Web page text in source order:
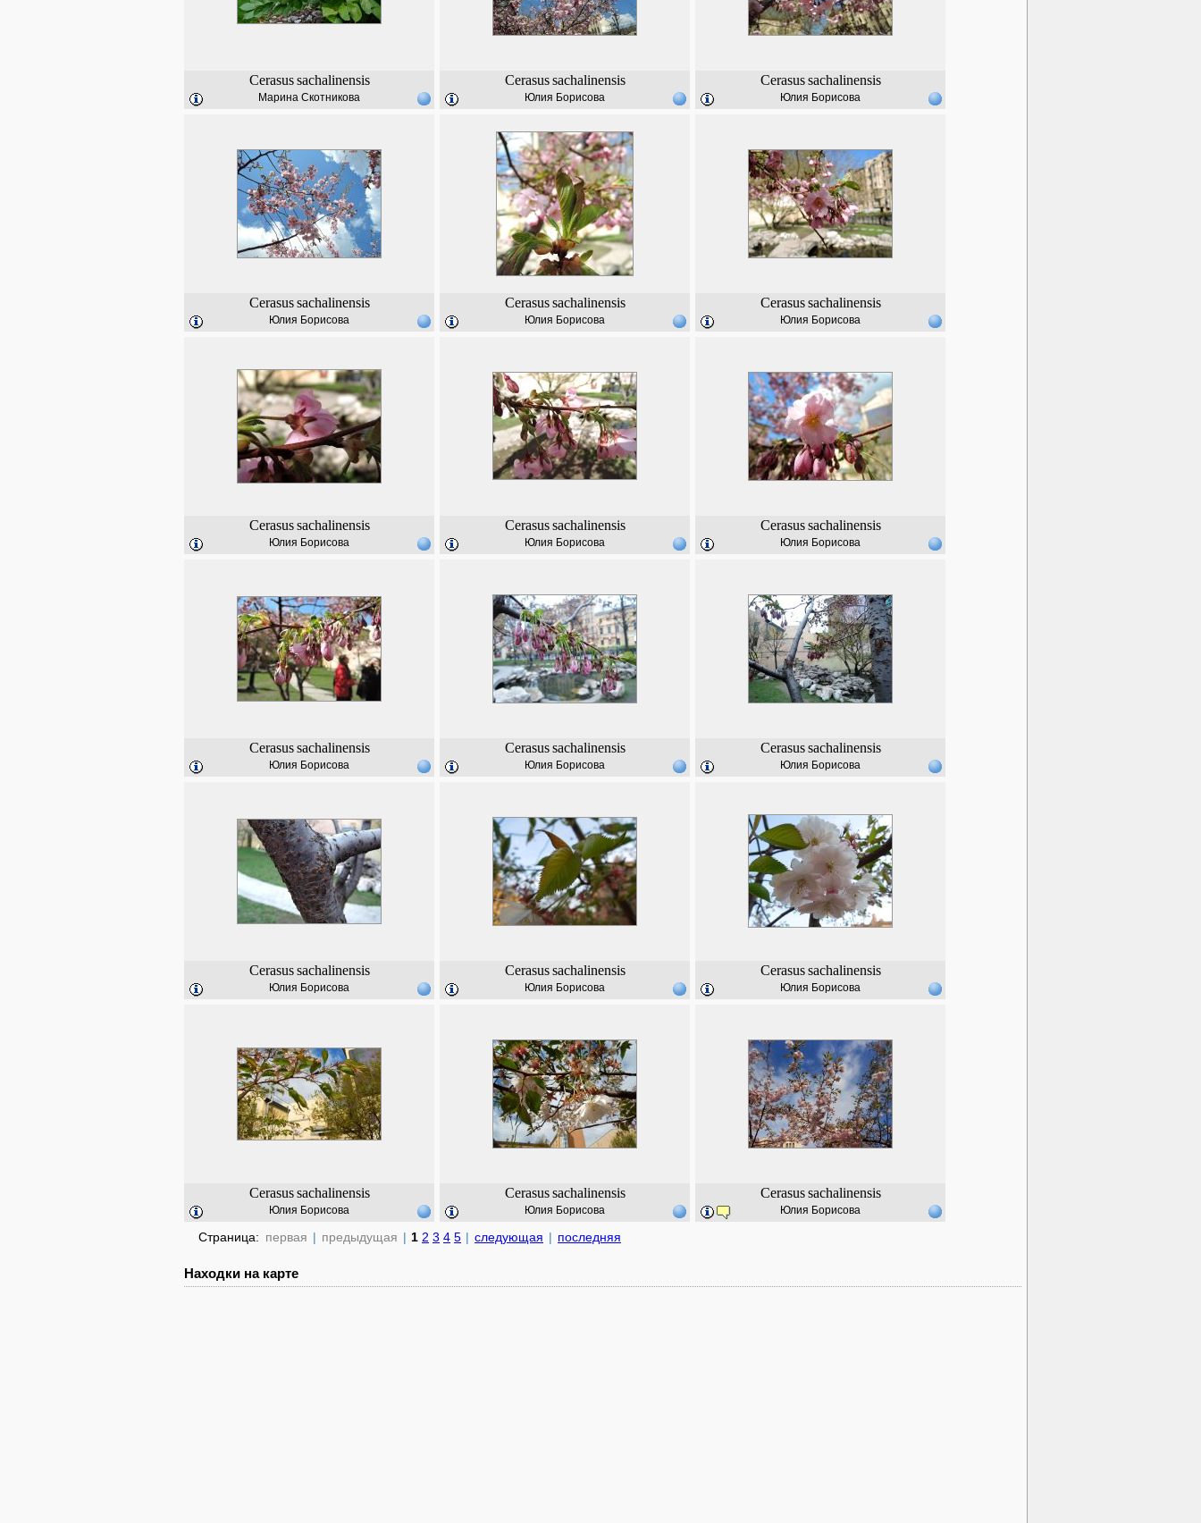
Cerasus sachalinensis
Марина Скотникова
Cerasus sachalinensis
Юлия Борисова
Cerasus sachalinensis
Юлия Борисова
Cerasus sachalinensis
Юлия Борисова
Cerasus sachalinensis
Юлия Борисова
Cerasus sachalinensis
Юлия Борисова
Cerasus sachalinensis
Юлия Борисова
Cerasus sachalinensis
Юлия Борисова
Cerasus sachalinensis
Юлия Борисова
Cerasus sachalinensis
Юлия Борисова
Cerasus sachalinensis
Юлия Борисова
Cerasus sachalinensis
Юлия Борисова
Cerasus sachalinensis
Юлия Борисова
Cerasus sachalinensis
Юлия Борисова
Cerasus sachalinensis
Юлия Борисова
Cerasus sachalinensis
Юлия Борисова
Cerasus sachalinensis
Юлия Борисова
Cerasus sachalinensis
Юлия Борисова
Страница: первая | предыдущая | 1 2 3 4 5 | следующая | последняя
Находки на карте